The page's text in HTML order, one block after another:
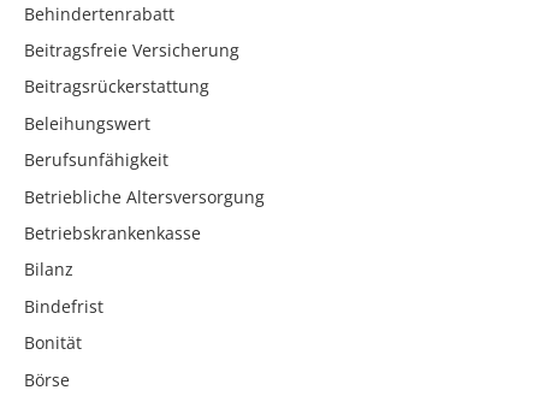
Behindertenrabatt
Beitragsfreie Versicherung
Beitragsrückerstattung
Beleihungswert
Berufsunfähigkeit
Betriebliche Altersversorgung
Betriebskrankenkasse
Bilanz
Bindefrist
Bonität
Börse